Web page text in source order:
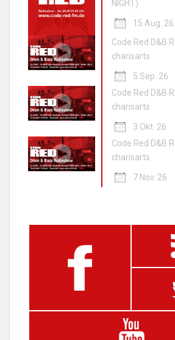
NIGHT)
15 Aug. 26
Code Red D&B
charisarts
5 Sep. 26
Code Red D&B
charisarts
3 Okt. 26
Code Red D&B
charisarts
7 Nov. 26